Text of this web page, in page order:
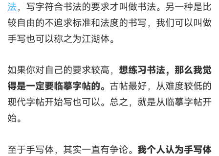
法，写字符合书法的要求才叫做书法。另一种是比
较自由的不追求标准和法度的书写，我们可以叫做
手写也可以称之为江湖体。
如果你对自己的要求较高， 想练习书法，那么我觉
得是一定要临摹字帖的。 古帖最好，从难度较低的
现代字帖开始写也可以。总之，就是从临摹字帖开
始。
至于手写体，其实一直有争论。 我个人认为手写体